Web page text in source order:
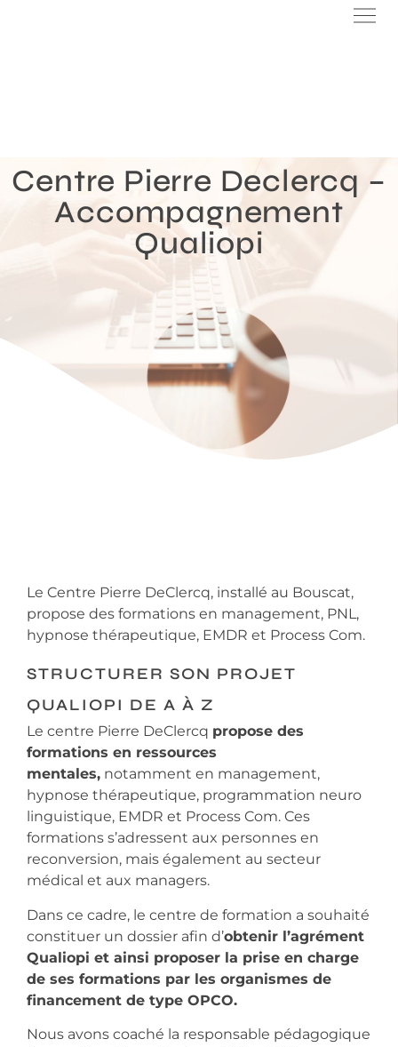
Centre Pierre Declercq –
Accompagnement
Qualiopi
Le Centre Pierre DeClercq, installé au Bouscat,
propose des formations en management, PNL,
hypnose thérapeutique, EMDR et Process Com.
STRUCTURER SON PROJET
QUALIOPI DE A À Z
Le centre Pierre DeClercq propose des
formations en ressources
mentales, notamment en management,
hypnose thérapeutique, programmation neuro
linguistique, EMDR et Process Com. Ces
formations s’adressent aux personnes en
reconversion, mais également au secteur
médical et aux managers.
Dans ce cadre, le centre de formation a souhaité
constituer un dossier afin d’obtenir l’agrément
Qualiopi et ainsi proposer la prise en charge
de ses formations par les organismes de
financement de type OPCO.
Nous avons coaché la responsable pédagogique